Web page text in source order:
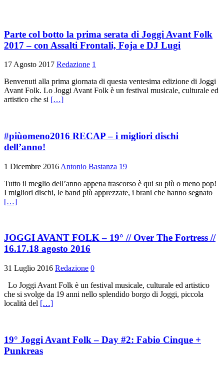
Parte col botto la prima serata di Joggi Avant Folk
2017 – con Assalti Frontali, Foja e DJ Lugi
17 Agosto 2017 Redazione 1
Benvenuti alla prima giornata di questa ventesima edizione di Joggi
Avant Folk. Lo Joggi Avant Folk è un festival musicale, culturale ed
artistico che si […]
#piùomeno2016 RECAP – i migliori dischi
dell’anno!
1 Dicembre 2016 Antonio Bastanza 19
Tutto il meglio dell’anno appena trascorso è qui su più o meno pop!
I migliori dischi, le band più apprezzate, i brani che hanno segnato
[…]
JOGGI AVANT FOLK – 19° // Over The Fortress //
16.17.18 agosto 2016
31 Luglio 2016 Redazione 0
Lo Joggi Avant Folk è un festival musicale, culturale ed artistico
che si svolge da 19 anni nello splendido borgo di Joggi, piccola
località del […]
19° Joggi Avant Folk – Day #2: Fabio Cinque +
Punkreas